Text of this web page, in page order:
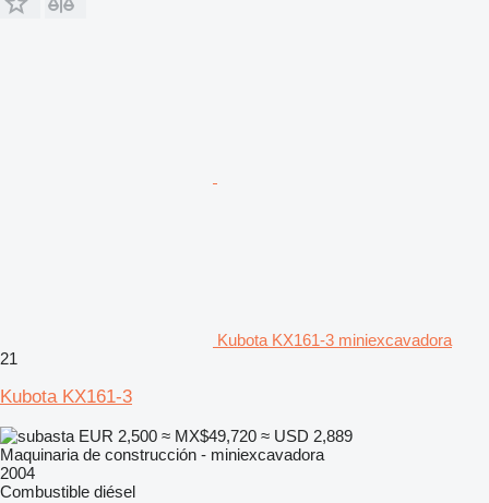
Kubota KX161-3 miniexcavadora
21
Kubota KX161-3
EUR 2,500 ≈ MX$49,720 ≈ USD 2,889
Maquinaria de construcción - miniexcavadora
2004
Combustible diésel